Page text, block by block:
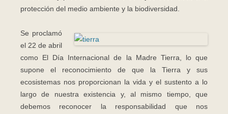
protección del medio ambiente y la biodiversidad.
Se proclamó
el 22 de abril
como El Día Internacional de la Madre Tierra, lo que
supone el reconocimiento de que la Tierra y sus
ecosistemas nos proporcionan la vida y el sustento a lo
largo de nuestra existencia y, al mismo tiempo, que
debemos reconocer la responsabilidad que nos